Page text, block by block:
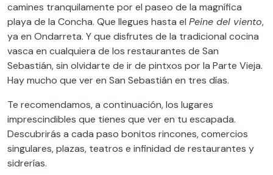
camines tranquilamente por el paseo de la magnífica
playa de la Concha. Que llegues hasta el Peine del viento,
ya en Ondarreta. Y que disfrutes de la tradicional cocina
vasca en cualquiera de los restaurantes de San
Sebastián, sin olvidarte de ir de pintxos por la Parte Vieja.
Hay mucho que ver en San Sebastián en tres días.
Te recomendamos, a continuación, los lugares
imprescindibles que tienes que ver en tu escapada.
Descubrirás a cada paso bonitos rincones, comercios
singulares, plazas, teatros e infinidad de restaurantes y
sidrerías.